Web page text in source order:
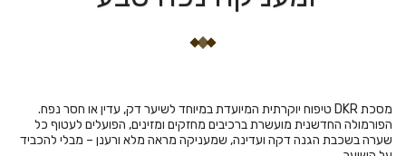
הפורמולה החדשנית מועשרת ברכיבים מחזקים ומזינים, הפועלים לעטוף כל
שערה בשכבת הגנה דקה ועדינה, שמעניקה מראה מלא ורענן – מבלי להכביד